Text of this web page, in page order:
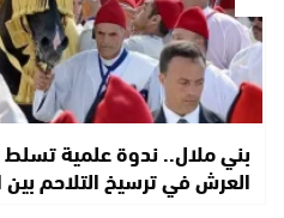
بني ملال.. ندوة علمية
العرش في ترسيخ التلاحم